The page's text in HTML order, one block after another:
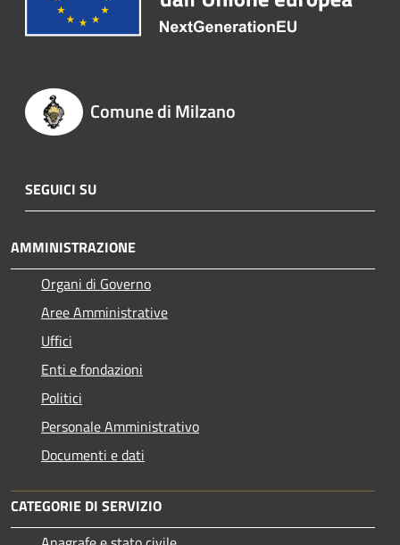
Comune di Milzano
SEGUICI SU
AMMINISTRAZIONE
Organi di Governo
Aree Amministrative
Uffici
Enti e fondazioni
Politici
Personale Amministrativo
Documenti e dati
CATEGORIE DI SERVIZIO